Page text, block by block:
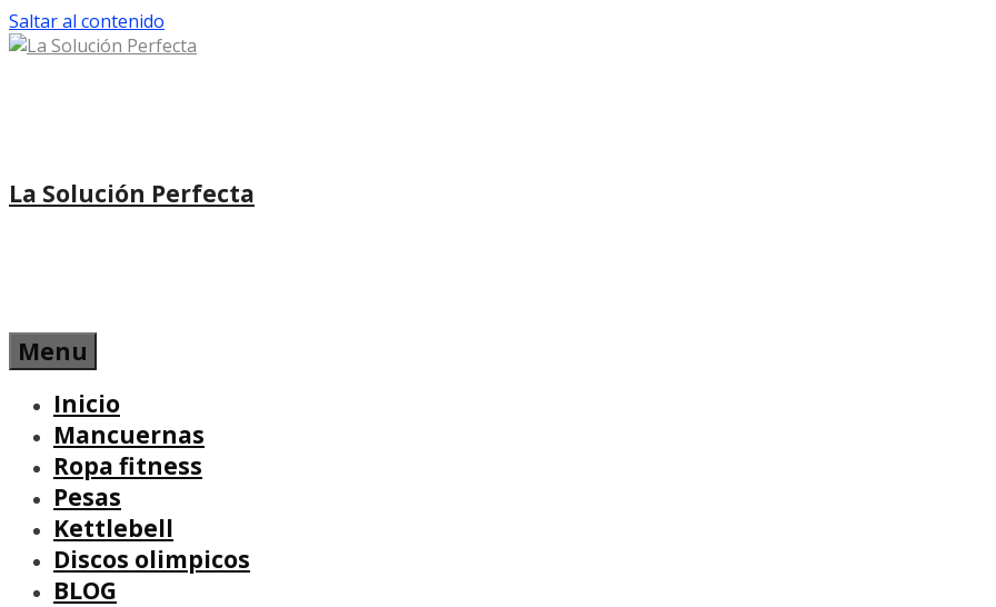
Saltar al contenido
La Solución Perfecta
Menu
Inicio
Mancuernas
Ropa fitness
Pesas
Kettlebell
Discos olimpicos
BLOG